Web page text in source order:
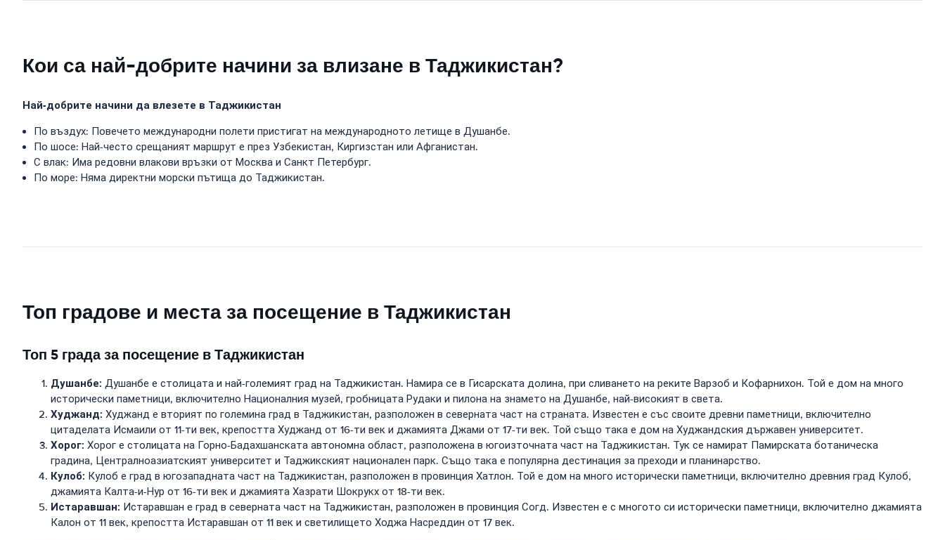
Кои са най-добрите начини за влизане в Таджикистан?
Най-добрите начини да влезете в Таджикистан
По въздух: Повечето международни полети пристигат на международното летище в Душанбе.
По шосе: Най-често срещаният маршрут е през Узбекистан, Киргизстан или Афганистан.
С влак: Има редовни влакови връзки от Москва и Санкт Петербург.
По море: Няма директни морски пътища до Таджикистан.
Топ градове и места за посещение в Таджикистан
Топ 5 града за посещение в Таджикистан
Душанбе: Душанбе е столицата и най-големият град на Таджикистан. Намира се в Гисарската долина, при сливането на реките Варзоб и Кофарнихон. Той е дом на много
исторически паметници, включително Националния музей, гробницата Рудаки и пилона на знамето на Душанбе, най-високият в света.
Худжанд: Худжанд е вторият по големина град в Таджикистан, разположен в северната част на страната. Известен е със своите древни паметници, включително
цитаделата Исмаили от 11-ти век, крепостта Худжанд от 16-ти век и джамията Джами от 17-ти век. Той също така е дом на Худжандския държавен университет.
Хорог: Хорог е столицата на Горно-Бадахшанската автономна област, разположена в югоизточната част на Таджикистан. Тук се намират Памирската ботаническа
градина, Централноазиатският университет и Таджикският национален парк. Също така е популярна дестинация за преходи и планинарство.
Кулоб: Кулоб е град в югозападната част на Таджикистан, разположен в провинция Хатлон. Той е дом на много исторически паметници, включително древния град Кулоб,
джамията Калта-и-Нур от 16-ти век и джамията Хазрати Шокрукх от 18-ти век.
Истаравшан: Истаравшан е град в северната част на Таджикистан, разположен в провинция Согд. Известен е с многото си исторически паметници, включително джамията
Калон от 11 век, крепостта Истаравшан от 11 век и светилището Ходжа Насреддин от 17 век.